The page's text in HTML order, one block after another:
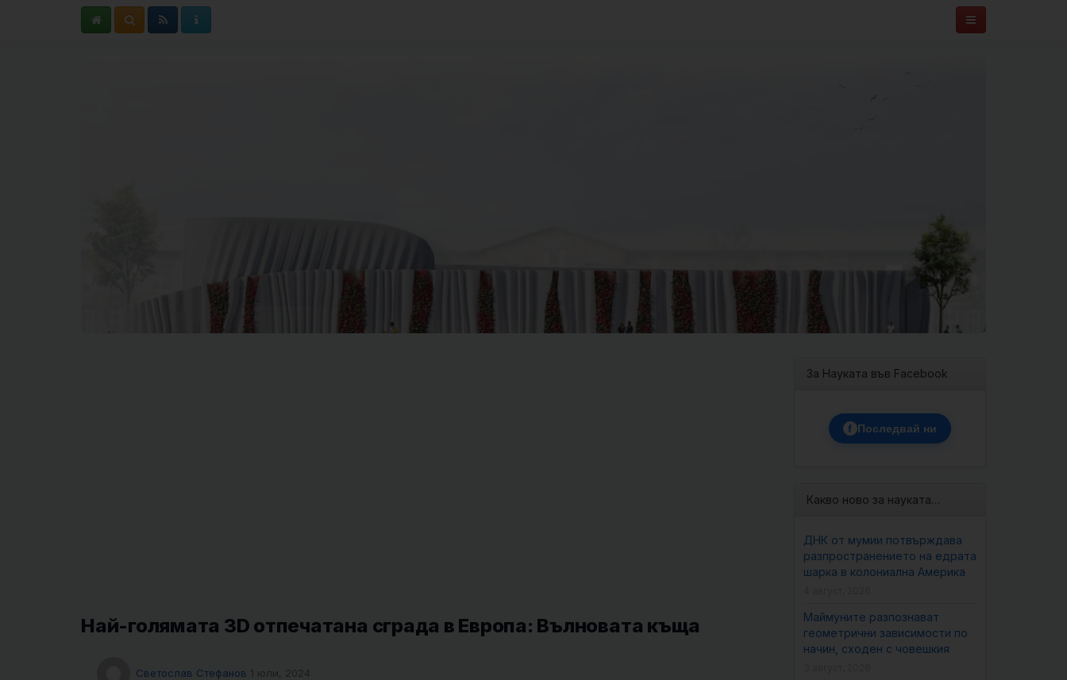
Най-голямата 3D отпечатана сграда в Европа: Вълновата къща
Светослав Стефанов 1 юли, 2024
За Науката във Facebook
f Последвай ни
Какво ново за науката…
ДНК от мумии потвърждава
разпространението на едрата
шарка в колониална Америка
Маймуните разпознават
геометрични зависимости по
начин, сходен с човешкия